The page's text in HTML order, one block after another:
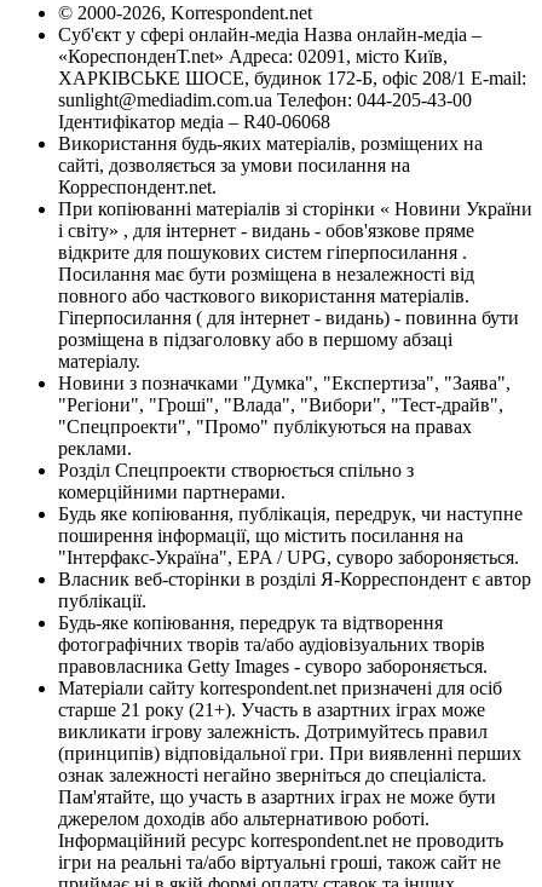
© 2000-2026, Korrespondent.net
Суб'єкт у сфері онлайн-медіа Назва онлайн-медіа –
«КореспонденТ.net» Адреса: 02091, місто Київ,
ХАРКІВСЬКЕ ШОСЕ, будинок 172-Б, офіс 208/1 E-mail:
sunlight@mediadim.com.ua Телефон: 044-205-43-00
Ідентифікатор медіа – R40-06068
Використання будь-яких матеріалів, розміщених на
сайті, дозволяється за умови посилання на
Корреспондент.net.
При копіюванні матеріалів зі сторінки « Новини України
і світу» , для інтернет - видань - обов'язкове пряме
відкрите для пошукових систем гіперпосилання .
Посилання має бути розміщена в незалежності від
повного або часткового використання матеріалів.
Гіперпосилання ( для інтернет - видань) - повинна бути
розміщена в підзаголовку або в першому абзаці
матеріалу.
Новини з позначками "Думка", "Експертиза", "Заява",
"Регіони", "Гроші", "Влада", "Вибори", "Тест-драйв",
"Спецпроекти", "Промо" публікуються на правах
реклами.
Розділ Спецпроекти створюється спільно з
комерційними партнерами.
Будь яке копіювання, публікація, передрук, чи наступне
поширення інформації, що містить посилання на
"Інтерфакс-Україна", EPA / UPG, суворо забороняється.
Власник веб-сторінки в розділі Я-Корреспондент є автор
публікації.
Будь-яке копіювання, передрук та відтворення
фотографічних творів та/або аудіовізуальних творів
правовласника Getty Images - суворо забороняється.
Матеріали сайту korrespondent.net призначені для осіб
старше 21 року (21+). Участь в азартних іграх може
викликати ігрову залежність. Дотримуйтесь правил
(принципів) відповідальної гри. При виявленні перших
ознак залежності негайно зверніться до спеціаліста.
Пам'ятайте, що участь в азартних іграх не може бути
джерелом доходів або альтернативою роботі.
Інформаційний ресурс korrespondent.net не проводить
ігри на реальні та/або віртуальні гроші, також сайт не